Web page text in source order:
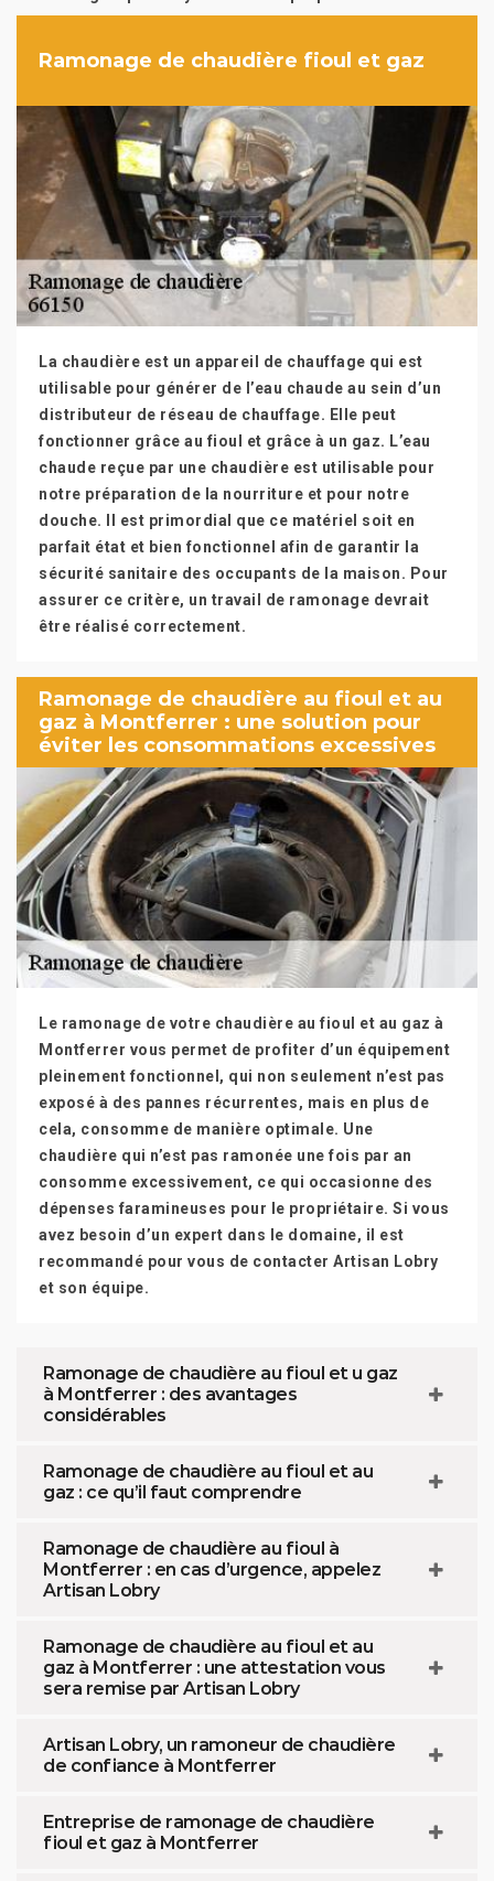
Ramonage de chaudière fioul et gaz
La chaudière est un appareil de chauffage qui est
utilisable pour générer de l’eau chaude au sein d’un
distributeur de réseau de chauffage. Elle peut
fonctionner grâce au fioul et grâce à un gaz. L’eau
chaude reçue par une chaudière est utilisable pour
notre préparation de la nourriture et pour notre
douche. Il est primordial que ce matériel soit en
parfait état et bien fonctionnel afin de garantir la
sécurité sanitaire des occupants de la maison. Pour
assurer ce critère, un travail de ramonage devrait
être réalisé correctement.
Ramonage de chaudière au fioul et au
gaz à Montferrer : une solution pour
éviter les consommations excessives
Le ramonage de votre chaudière au fioul et au gaz à
Montferrer vous permet de profiter d’un équipement
pleinement fonctionnel, qui non seulement n’est pas
exposé à des pannes récurrentes, mais en plus de
cela, consomme de manière optimale. Une
chaudière qui n’est pas ramonée une fois par an
consomme excessivement, ce qui occasionne des
dépenses faramineuses pour le propriétaire. Si vous
avez besoin d’un expert dans le domaine, il est
recommandé pour vous de contacter Artisan Lobry
et son équipe.
Ramonage de chaudière au fioul et u gaz
à Montferrer : des avantages
considérables
Ramonage de chaudière au fioul et au
gaz : ce qu’il faut comprendre
Ramonage de chaudière au fioul à
Montferrer : en cas d’urgence, appelez
Artisan Lobry
Ramonage de chaudière au fioul et au
gaz à Montferrer : une attestation vous
sera remise par Artisan Lobry
Artisan Lobry, un ramoneur de chaudière
de confiance à Montferrer
Entreprise de ramonage de chaudière
fioul et gaz à Montferrer